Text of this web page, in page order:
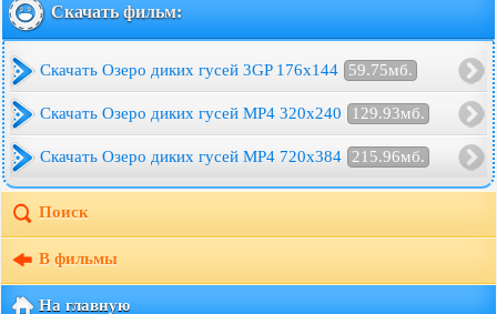
Скачать фильм:
Скачать Озеро диких гусей 3GP 176x144 59.75мб.
Скачать Озеро диких гусей MP4 320x240 129.93мб.
Скачать Озеро диких гусей MP4 720x384 215.96мб.
Поиск
В фильмы
На главную